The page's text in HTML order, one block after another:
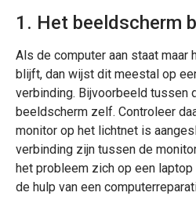
1. Het beeldscherm
Als de computer aan staat maar
blijft, dan wijst dit meestal op
verbinding. Bijvoorbeeld tussen
beeldscherm zelf. Controleer
monitor op het lichtnet is
verbinding zijn tussen de
het probleem zich op een
de hulp van een